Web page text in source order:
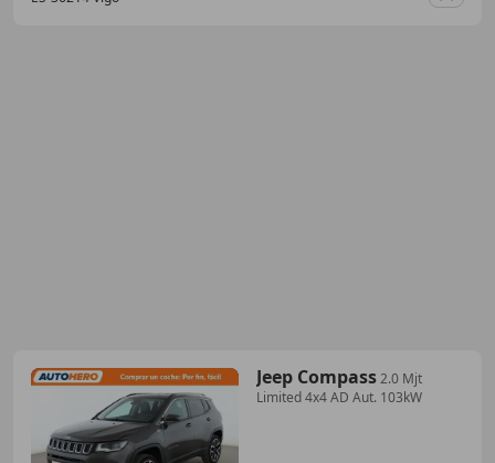
Jeep Compass2.0 Mjt
Limited 4x4 AD Aut. 103kW